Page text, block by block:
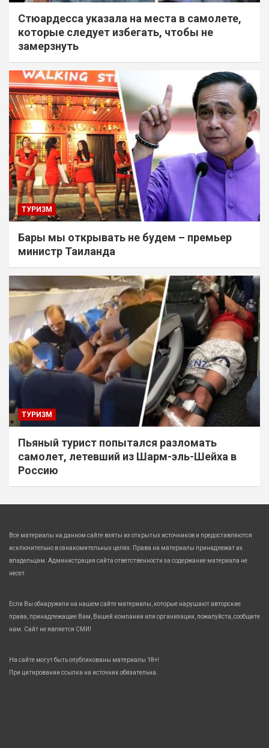
Стюардесса указала на места в самолете,
которые следует избегать, чтобы не
замерзнуть
ТУРИЗМ
Бары мы открывать не будем – премьер
министр Таиланда
ТУРИЗМ
Пьяный турист попытался разломать
самолет, летевший из Шарм-эль-Шейха в
Россию
Все материалы на данном сайте взяты из открытых источников и предоставляются
исключительно в ознакомительных целях. Права на материалы принадлежат их
владельцам. Администрация сайта ответственности за содержание материала не
несет.
Если Вы обнаружили на нашем сайте материалы, которые нарушают авторские
права, принадлежащие Вам, Вашей компании или организации, пожалуйста, сообщите
нам. Сайт не является СМИ!
На сайте могут быть опубликованы материалы 18+!
При цитировании ссылка на источник обязательна.